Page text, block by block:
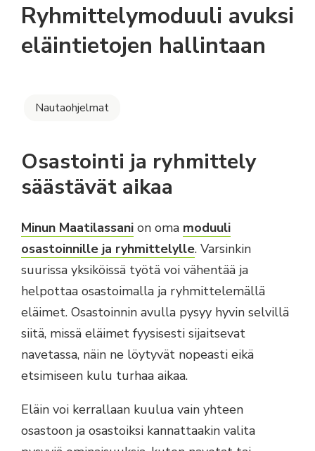
Ryhmittelymoduuli avuksi
eläintietojen hallintaan
Nautaohjelmat
Osastointi ja ryhmittely
säästävät aikaa
Minun Maatilassani on oma moduuli
osastoinnille ja ryhmittelylle. Varsinkin
suurissa yksiköissä työtä voi vähentää ja
helpottaa osastoimalla ja ryhmittelemällä
eläimet. Osastoinnin avulla pysyy hyvin selvillä
siitä, missä eläimet fyysisesti sijaitsevat
navetassa, näin ne löytyvät nopeasti eikä
etsimiseen kulu turhaa aikaa.
Eläin voi kerrallaan kuulua vain yhteen
osastoon ja osastoiksi kannattaakin valita